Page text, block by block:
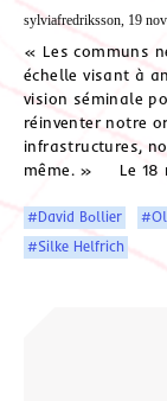
sylviafredriksson, 19
« Les communs
échelle visant à
vision séminale
réinventer notre
infrastructures,
même. » Le 18
#David Bollier
#Silke Helfrich